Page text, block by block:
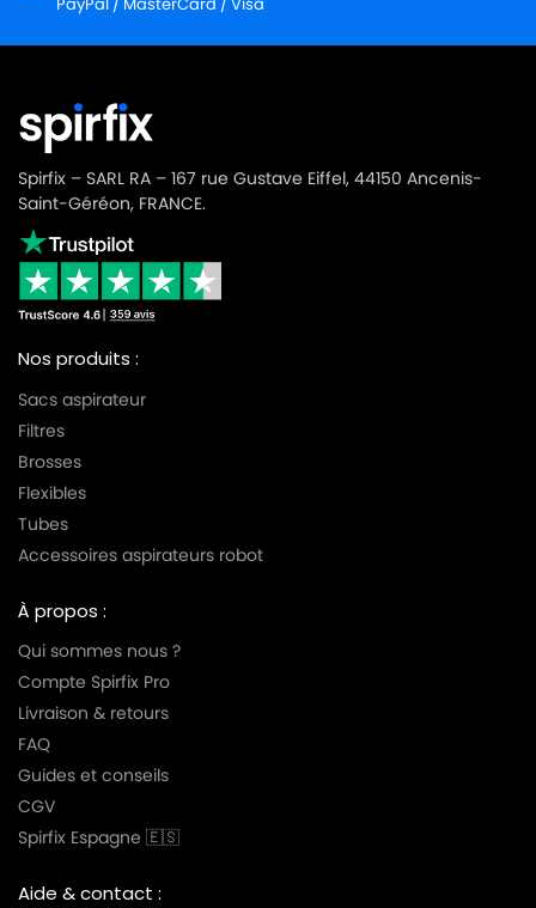
Spirfix – SARL RA – 167 rue Gustave Eiffel, 44150 Ancenis-
Saint-Géréon, FRANCE.
Nos produits :
Sacs aspirateur
Filtres
Brosses
Flexibles
Tubes
Accessoires aspirateurs robot
À propos :
Qui sommes nous ?
Compte Spirfix Pro
Livraison & retours
FAQ
Guides et conseils
CGV
Spirfix Espagne 🇪🇸
Aide & contact :